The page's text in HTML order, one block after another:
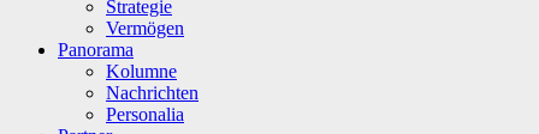
Strategie
Vermögen
Panorama
Kolumne
Nachrichten
Personalia